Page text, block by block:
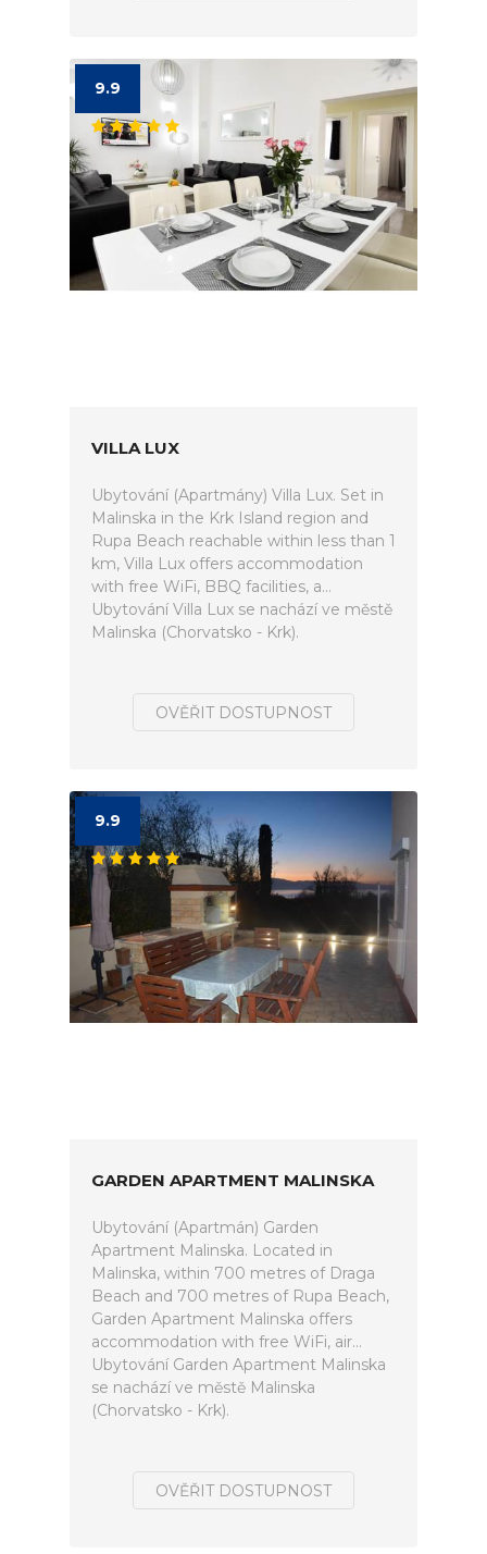
9.9
VILLA LUX
Ubytování (Apartmány) Villa Lux. Set in
Malinska in the Krk Island region and
Rupa Beach reachable within less than 1
km, Villa Lux offers accommodation
with free WiFi, BBQ facilities, a...
Ubytování Villa Lux se nachází ve městě
Malinska (Chorvatsko - Krk).
OVĚŘIT DOSTUPNOST
9.9
GARDEN APARTMENT MALINSKA
Ubytování (Apartmán) Garden
Apartment Malinska. Located in
Malinska, within 700 metres of Draga
Beach and 700 metres of Rupa Beach,
Garden Apartment Malinska offers
accommodation with free WiFi, air...
Ubytování Garden Apartment Malinska
se nachází ve městě Malinska
(Chorvatsko - Krk).
OVĚŘIT DOSTUPNOST